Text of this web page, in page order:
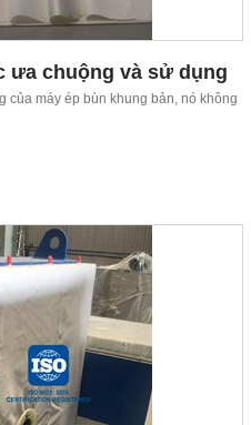
ưa chuộng và sử dụng
của máy ép bùn khung bản, nó không